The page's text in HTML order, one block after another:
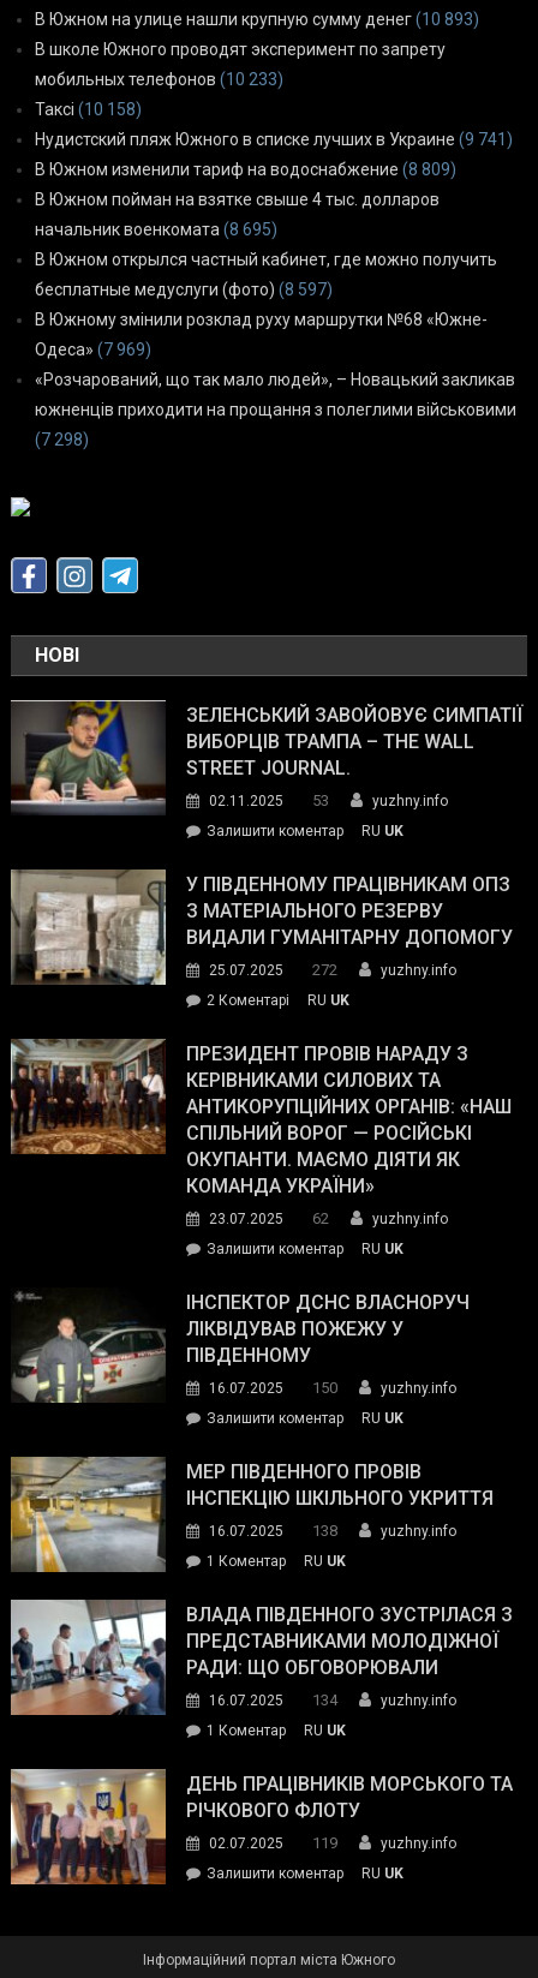
В Южном на улице нашли крупную сумму денег(10 893)
В школе Южного проводят эксперимент по запрету
мобильных телефонов (10 233)
Таксі (10 158)
Нудистский пляж Южного в списке лучших в Украине (9 741)
В Южном изменили тариф на водоснабжение (8 809)
В Южном пойман на взятке свыше 4 тыс. долларов
начальник военкомата (8 695)
В Южном открылся частный кабинет, где можно получить
бесплатные медуслуги (фото) (8 597)
В Южному змінили розклад руху маршрутки №68 «Южне-
Одеса» (7 969)
«Розчарований, що так мало людей», – Новацький закликав
южненців приходити на прощання з полеглими військовими
(7 298)
НОВІ
ЗЕЛЕНСЬКИЙ ЗАВОЙОВУЄ СИМПАТІЇ
ВИБОРЦІВ ТРАМПА – THE WALL
STREET JOURNAL.
02.11.2025 53
yuzhny.info
Залишити коментарon
завойовує
симпатії
виборців
The
Street
Journal.
RU UK
У ПІВДЕННОМУ ПРАЦІВНИКАМ ОПЗ
З МАТЕРІАЛЬНОГО РЕЗЕРВУ
ВИДАЛИ ГУМАНІТАРНУ ДОПОМОГУ
25.07.2025 272
yuzhny.info
2 Коментарі
Південному
працівникам
ОПЗ
з
матеріального
резерву
гуманітарну
допомогу
RU UK
ПРЕЗИДЕНТ ПРОВІВ НАРАДУ З
КЕРІВНИКАМИ СИЛОВИХ ТА
АНТИКОРУПЦІЙНИХ ОРГАНІВ: «НАШ
СПІЛЬНИЙ ВОРОГ — РОСІЙСЬКІ
ОКУПАНТИ. МАЄМО ДІЯТИ ЯК
КОМАНДА УКРАЇНИ»
23.07.2025 62
yuzhny.info
Залишити коментарon
провів
нараду
силових
та
органів:
«Наш
спільний
окупанти.
Маємо
діяти
команда
RU UK
ІНСПЕКТОР ДСНС ВЛАСНОРУЧ
ЛІКВІДУВАВ ПОЖЕЖУ У
ПІВДЕННОМУ
16.07.2025 150
yuzhny.info
Залишити коментарon
ДСНС
власноруч
пожежу
у
RU UK
МЕР ПІВДЕННОГО ПРОВІВ
ІНСПЕКЦІЮ ШКІЛЬНОГО УКРИТТЯ
16.07.2025 138
yuzhny.info
1 Коментардо
Південного
провів
інспекцію
укриття
RU UK
ВЛАДА ПІВДЕННОГО ЗУСТРІЛАСЯ З
ПРЕДСТАВНИКАМИ МОЛОДІЖНОЇ
РАДИ: ЩО ОБГОВОРЮВАЛИ
16.07.2025 134
yuzhny.info
1 Коментардо
Південного
зустрілася
представниками
молодіжної
обговорювали
RU UK
ДЕНЬ ПРАЦІВНИКІВ МОРСЬКОГО ТА
РІЧКОВОГО ФЛОТУ
02.07.2025 119
yuzhny.info
Залишити коментарon
RU UK
Інформаційний портал міста Южного